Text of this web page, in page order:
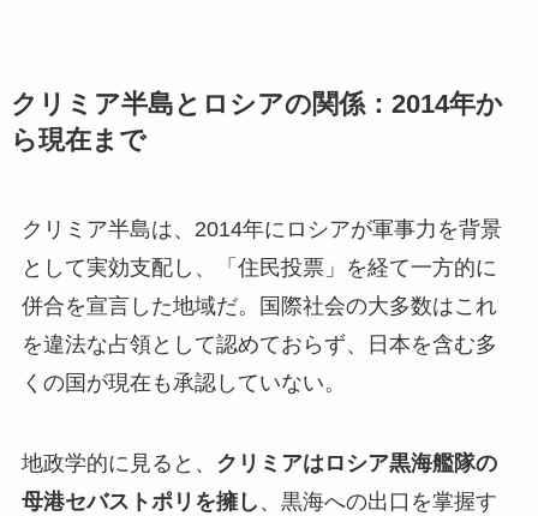
クリミア半島とロシアの関係：2014年か
ら現在まで
クリミア半島は、2014年にロシアが軍事力を背景
として実効支配し、「住民投票」を経て一方的に
併合を宣言した地域だ。国際社会の大多数はこれ
を違法な占領として認めておらず、日本を含む多
くの国が現在も承認していない。
地政学的に見ると、 クリミアはロシア黒海艦隊の
母港セバストポリを擁し 、黒海への出口を掌握す